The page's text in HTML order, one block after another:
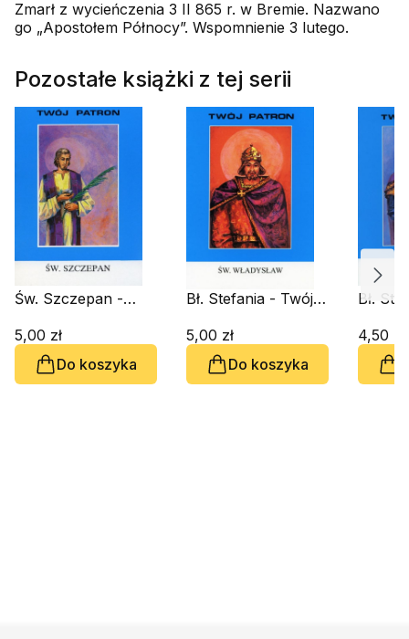
Zmarł z wycieńczenia 3 II 865 r. w Bremie. Nazwano
go „Apostołem Północy”. Wspomnienie 3 lutego.
Pozostałe książki z tej serii
Św. Szczepan -
5,00 zł
Do koszyka
Bł. Stefania - Twój
5,00 zł
Do koszyka
Bł.
4,50 zł